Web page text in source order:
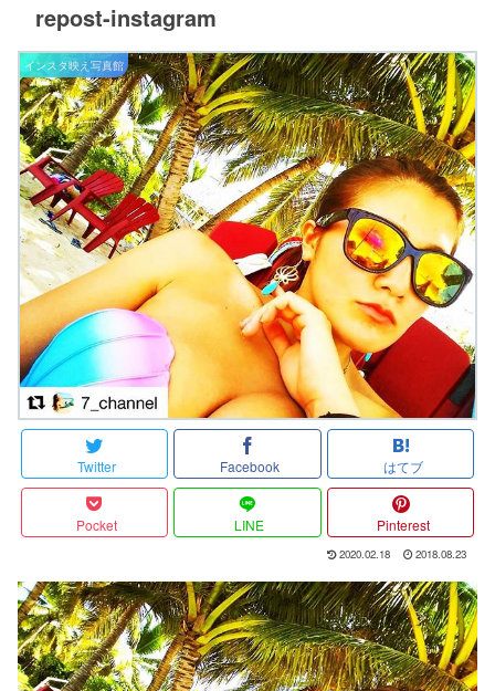
repost-instagram
インスタ映え写真館
Twitter Facebook はてブ
Pocket LINE Pinterest
2020.02.18 2018.08.23